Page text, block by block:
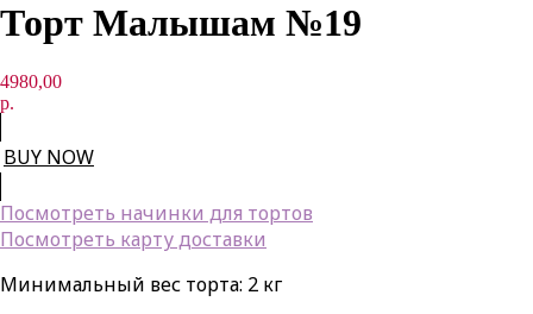
Торт Малышам №19
4980,00
р.
BUY NOW
Посмотреть начинки для тортов
Посмотреть карту доставки
Минимальный вес торта: 2 кг